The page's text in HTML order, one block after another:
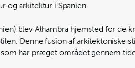
og arkitektur i Spanien.
blev Alhambra hjemsted for de
Denne fusion af arkitektoniske
har præget området gennem